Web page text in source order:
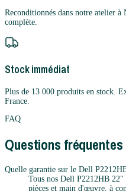
Reconditionnés dans notre atelier à
complète.
Stock immédiat
Plus de 13 000 produits en stock.
France.
FAQ
Questions fréquentes
Quelle garantie sur le Dell
Tous nos Dell P2212HB 22"
pièces et main d'œuvre, à